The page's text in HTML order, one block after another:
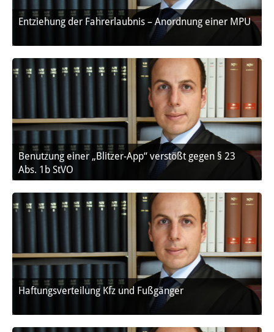
Entziehung der Fahrerlaubnis – Anordnung einer MPU
Benutzung einer „Blitzer-App“ verstößt gegen § 23
Abs. 1b StVO
Haftungsverteilung Kfz und Fußgänger